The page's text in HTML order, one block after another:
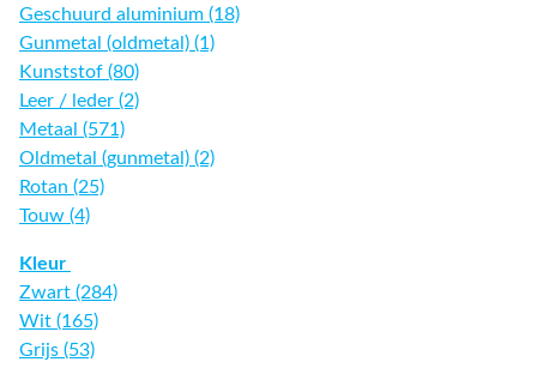
Geschuurd aluminium (18)
Gunmetal (oldmetal) (1)
Kunststof (80)
Leer / leder (2)
Metaal (571)
Oldmetal (gunmetal) (2)
Rotan (25)
Touw (4)
Kleur
Zwart (284)
Wit (165)
Grijs (53)